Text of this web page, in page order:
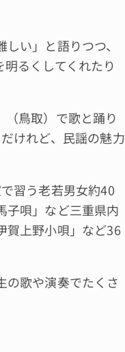
い」と語りつつ、
るくしてくれたり
鳥取）で歌と踊り
けれど、民謡の魅力
習う老若男女約40
子唄」など三重県内
賀上野小唄」など36
歌や演奏でたくさ